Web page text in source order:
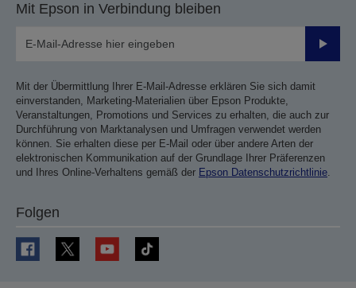
Mit Epson in Verbindung bleiben
Mit der Übermittlung Ihrer E-Mail-Adresse erklären Sie sich damit
einverstanden, Marketing-Materialien über Epson Produkte,
Veranstaltungen, Promotions und Services zu erhalten, die auch zur
Durchführung von Marktanalysen und Umfragen verwendet werden
können. Sie erhalten diese per E-Mail oder über andere Arten der
elektronischen Kommunikation auf der Grundlage Ihrer Präferenzen
und Ihres Online-Verhaltens gemäß der Epson Datenschutzrichtlinie.
Folgen